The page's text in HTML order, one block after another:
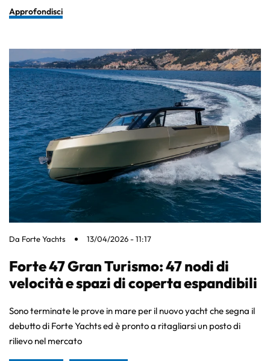
Approfondisci
Da Forte Yachts 13/04/2026 - 11:17
Forte 47 Gran Turismo: 47 nodi di
velocità e spazi di coperta espandibili
Sono terminate le prove in mare per il nuovo yacht che segna il
debutto di Forte Yachts ed è pronto a ritagliarsi un posto di
rilievo nel mercato